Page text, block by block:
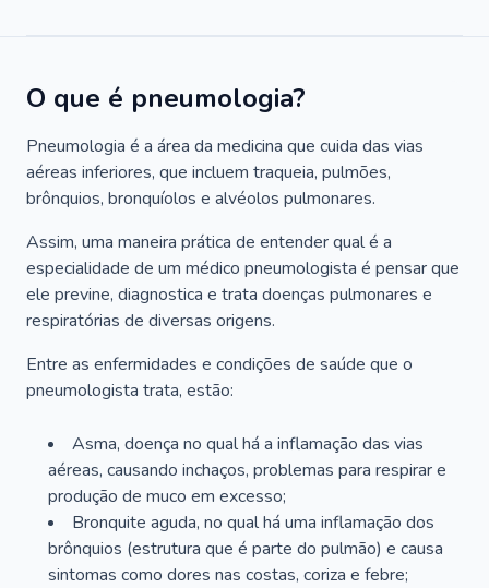
O que é pneumologia?
Pneumologia é a área da medicina que cuida das vias
aéreas inferiores, que incluem traqueia, pulmões,
brônquios, bronquíolos e alvéolos pulmonares.
Assim, uma maneira prática de entender qual é a
especialidade de um médico pneumologista é pensar que
ele previne, diagnostica e trata doenças pulmonares e
respiratórias de diversas origens.
Entre as enfermidades e condições de saúde que o
pneumologista trata, estão:
Asma, doença no qual há a inflamação das vias
aéreas, causando inchaços, problemas para respirar e
produção de muco em excesso;
Bronquite aguda, no qual há uma inflamação dos
brônquios (estrutura que é parte do pulmão) e causa
sintomas como dores nas costas, coriza e febre;